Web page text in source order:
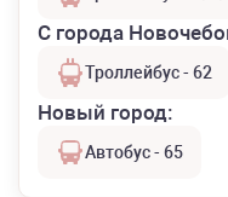
С города
Троллейбус - 62
Новый город:
Автобус - 65